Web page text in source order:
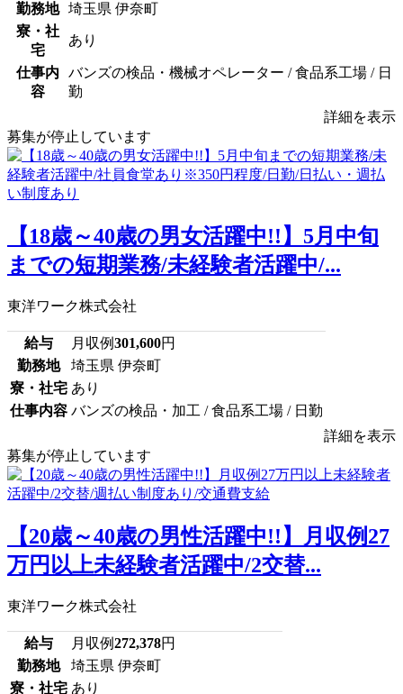
勤務地
埼玉県 伊奈町
寮・社
宅
あり
仕事内
容
バンズの検品・機械オペレーター / 食品系工場 / 日
勤
詳細を表示
募集が停止しています
【18歳～40歳の男女活躍中!!】5月中旬
までの短期業務/未経験者活躍中/...
東洋ワーク株式会社
給与 月収例301,600円
勤務地
埼玉県 伊奈町
寮・社宅 あり
仕事内容 バンズの検品・加工 / 食品系工場 / 日勤
詳細を表示
募集が停止しています
【20歳～40歳の男性活躍中!!】月収例27
万円以上未経験者活躍中/2交替...
東洋ワーク株式会社
給与 月収例272,378円
勤務地
埼玉県 伊奈町
寮・社宅 あり